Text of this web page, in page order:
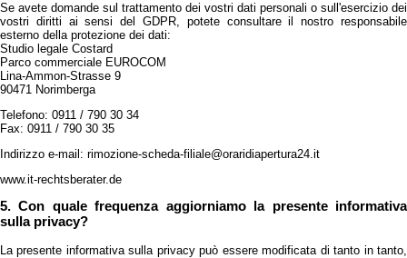
Se avete domande sul trattamento dei vostri dati personali o sull'esercizio dei
vostri diritti ai sensi del GDPR, potete consultare il nostro responsabile
esterno della protezione dei dati:
Studio legale Costard
Parco commerciale EUROCOM
Lina-Ammon-Strasse 9
90471 Norimberga
Telefono: 0911 / 790 30 34
Fax: 0911 / 790 30 35
Indirizzo e-mail: rimozione-scheda-filiale@oraridiapertura24.it
www.it-rechtsberater.de
5. Con quale frequenza aggiorniamo la presente informativa
sulla privacy?
La presente informativa sulla privacy può essere modificata di tanto in tanto,